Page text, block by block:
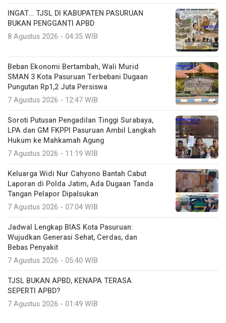
INGAT… TJSL DI KABUPATEN PASURUAN
BUKAN PENGGANTI APBD
8 Agustus 2026 - 04:35 WIB
Beban Ekonomi Bertambah, Wali Murid
SMAN 3 Kota Pasuruan Terbebani Dugaan
Pungutan Rp1,2 Juta Persiswa
7 Agustus 2026 - 12:47 WIB
Soroti Putusan Pengadilan Tinggi Surabaya,
LPA dan GM FKPPI Pasuruan Ambil Langkah
Hukum ke Mahkamah Agung
7 Agustus 2026 - 11:19 WIB
Keluarga Widi Nur Cahyono Bantah Cabut
Laporan di Polda Jatim, Ada Dugaan Tanda
Tangan Pelapor Dipalsukan
7 Agustus 2026 - 07:04 WIB
Jadwal Lengkap BIAS Kota Pasuruan:
Wujudkan Generasi Sehat, Cerdas, dan
Bebas Penyakit
7 Agustus 2026 - 05:40 WIB
TJSL BUKAN APBD, KENAPA TERASA
SEPERTI APBD?
7 Agustus 2026 - 01:49 WIB